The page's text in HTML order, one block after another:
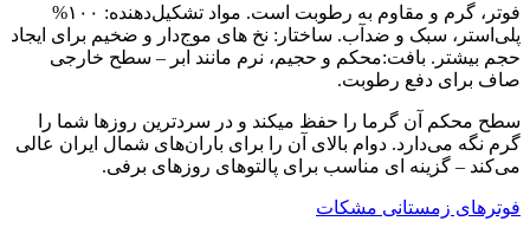
فوتر، گرم و مقاوم به رطوبت است. مواد تشکیل‌دهنده: ۱۰۰%
پلی‌استر، سبک و ضدآب. ساختار: نخ های موج‌دار و ضخیم برای ایجاد
حجم بیشتر. بافت:محکم و حجیم، نرم مانند ابر – سطح خارجی
صاف برای دفع رطوبت.
سطح محکم آن گرما را حفظ میکند و در سردترین روزها شما را
گرم نگه می‌دارد. دوام بالای آن را برای باران‌های شمال ایران عالی
می‌کند – گزینه ای مناسب برای پالتوهای روزهای برفی.
فوترهای زمستانی مشکات